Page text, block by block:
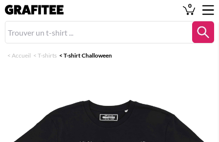
0
< Accueil < T-shirts < T-shirt Challoween